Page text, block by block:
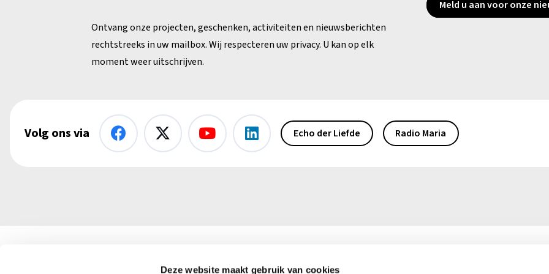
Deze website maakt gebruik van cookies
Ontvang onze projecten, geschenken, activiteiten en nieuwsberichten
rechtstreeks in uw mailbox. Wij respecteren uw privacy. U kan op elk
moment weer uitschrijven.
Meld u aan voor onze
Volg ons via Echo der Liefde Radio Maria